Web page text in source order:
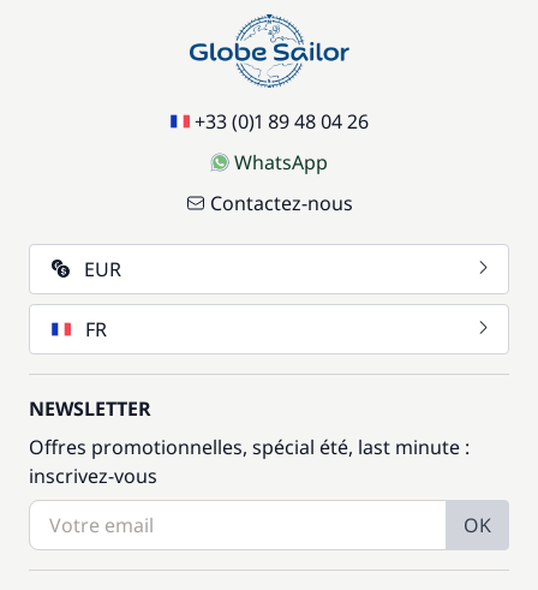
+33 (0)1 89 48 04 26
WhatsApp
Contactez-nous
EUR
FR
NEWSLETTER
Offres promotionnelles, spécial été, last minute :
inscrivez-vous
OK